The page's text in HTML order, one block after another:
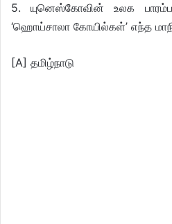
5. யுனெஸ்கோவின் உலக
‘ஹொய்சாலா கோயில்கள்’ எந்த
[A] தமிழ்நாடு